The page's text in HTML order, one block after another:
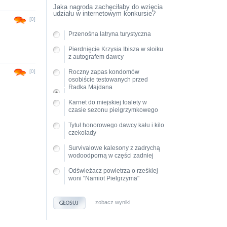
[0]
[0]
Jaka nagroda zachęciłaby do wzięcia
udziału w internetowym konkursie?
Przenośna latryna turystyczna
Pierdnięcie Krzysia Ibisza w słoiku
z autografem dawcy
Roczny zapas kondomów
osobiście testowanych przed
Radka Majdana
Karnet do miejskiej toalety w
czasie sezonu pielgrzymkowego
Tytuł honorowego dawcy kału i kilo
czekolady
Survivalowe kalesony z zadrychą
wodoodporną w części zadniej
Odświeżacz powietrza o rześkiej
woni "Namiot Pielgrzyma"
zobacz wyniki